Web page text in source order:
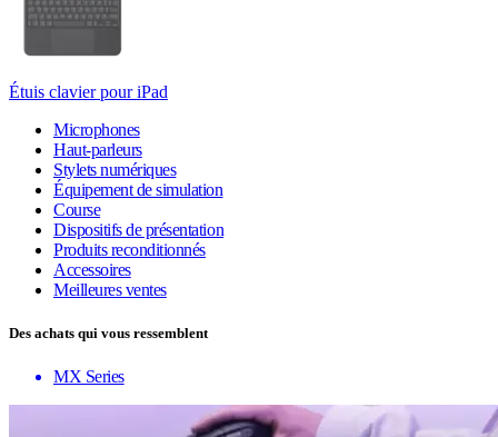
Étuis clavier pour iPad
Microphones
Haut-parleurs
Stylets numériques
Équipement de simulation
Course
Dispositifs de présentation
Produits reconditionnés
Accessoires
Meilleures ventes
Des achats qui vous ressemblent
MX Series